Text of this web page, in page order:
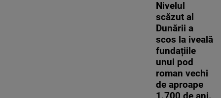
Nivelul
scăzut al
Dunării a
scos la iveală
fundațiile
unui pod
roman vechi
de aproape